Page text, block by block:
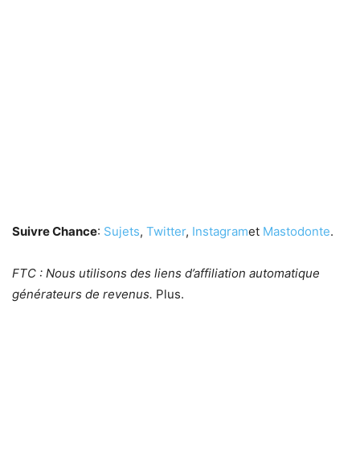
Suivre Chance: Sujets, Twitter, Instagramet Mastodonte.
FTC : Nous utilisons des liens d’affiliation automatique
générateurs de revenus. Plus.